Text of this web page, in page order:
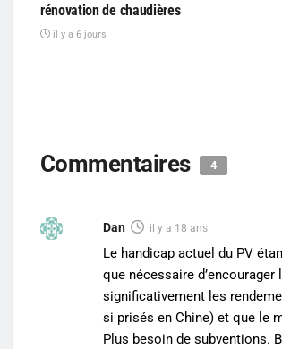
rénovation de chaudières
il y a 6 jours
Commentaires 4
Dan il y a 18 ans
Le handicap actuel du PV
que nécessaire
significativement les
si prisés en Chine) et que le
Plus besoin de subventions.